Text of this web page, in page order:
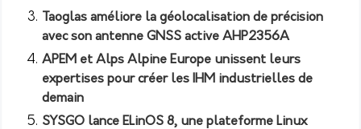
Taoglas améliore la géolocalisation de précision
avec son antenne GNSS active AHP2356A
APEM et Alps Alpine Europe unissent leurs
expertises pour créer les IHM industrielles de
demain
SYSGO lance ELinOS 8, une plateforme Linux